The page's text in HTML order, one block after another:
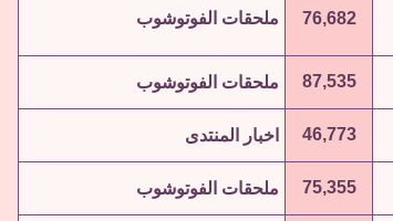
76,682 ملحقات الفوتوشوب
87,535 ملحقات الفوتوشوب
46,773 اخبار المنتدى
75,355 ملحقات الفوتوشوب